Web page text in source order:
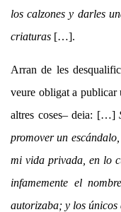
los calzones y darles
criaturas […].
Arran de les
veure obligat a publicar
altres coses– deia: […]
promover un
mi vida privada, en lo
infamemente el
autorizaba; y los